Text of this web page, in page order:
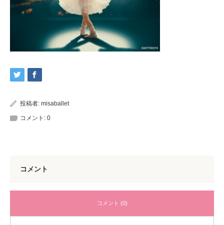
投稿者: misaballet
コメント: 0
コメント
コメント (0)